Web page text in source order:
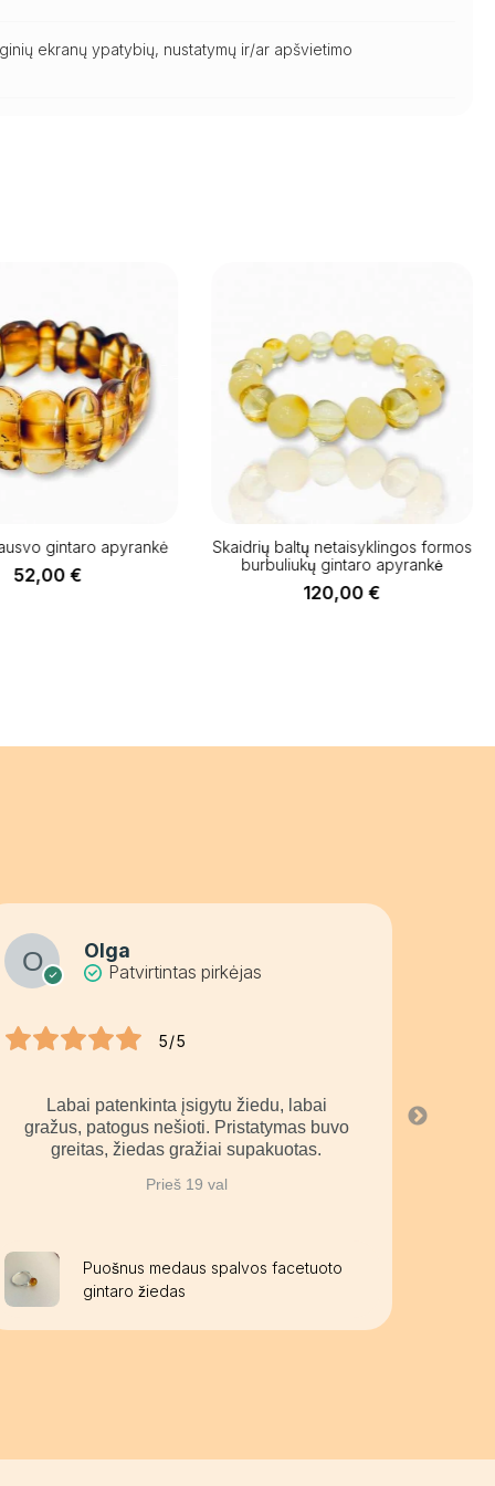
ekranų ypatybių, nustatymų ir/ar apšvietimo
gintaro apyrankė
52,00 €
Skaidrių baltų netaisyklingos formos
burbuliukų gintaro apyrankė
120,00€
Olga
Patvirtintas pirkėjas
5/5
Labai patenkinta įsigytu žiedu, labai
gražus, patogus nešioti. Pristatymas buvo
greitas, žiedas gražiai supakuotas.
Prieš 19 val
Puošnus medaus spalvos facetuoto
gintaro žiedas